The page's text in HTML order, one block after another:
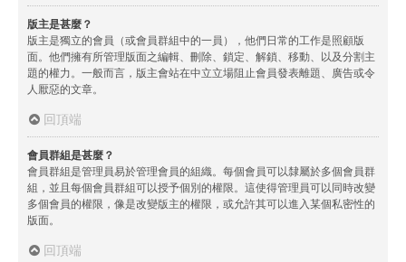
版主是甚麼？
版主是獨立的會員（或會員群組中的一員），他們日常的工作是照顧版
面。他們擁有所管理版面之編輯、刪除、鎖定、解鎖、移動、以及分割主
題的權力。一般而言，版主會站在中立立場阻止會員發表離題、廣告或令
人厭惡的文章。
回頂端
會員群組是甚麼？
會員群組是管理員易於管理會員的組織。每個會員可以隸屬於多個會員群
組，並且每個會員群組可以授予個別的權限。這使得管理員可以同時改變
多個會員的權限，像是改變版主的權限，或允許其可以進入某個私密性的
版面。
回頂端